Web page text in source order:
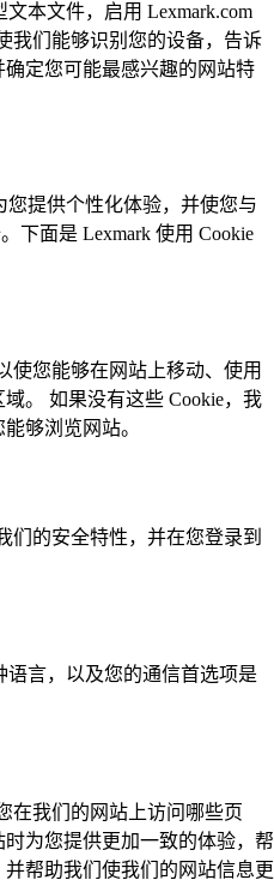
本文件，启用 Lexmark.com
我们能够识别您的设备，告诉
定您可能最感兴趣的网站特
您提供个性化体验，并使您与
下面是 Lexmark 使用 Cookie
使您能够在网站上移动、使用
。 如果没有这些 Cookie，我
够浏览网站。
们的安全特性，并在您登录到
语言，以及您的通信首选项是
在我们的网站上访问哪些页
为您提供更加一致的体验，帮
帮助我们使我们的网站信息更